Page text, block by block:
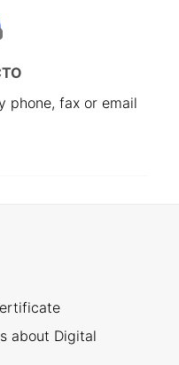
phone, fax or email
about Digital